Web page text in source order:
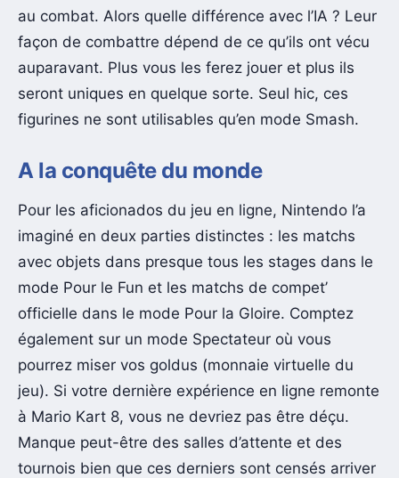
au combat. Alors quelle différence avec l’IA ? Leur
façon de combattre dépend de ce qu’ils ont vécu
auparavant. Plus vous les ferez jouer et plus ils
seront uniques en quelque sorte. Seul hic, ces
figurines ne sont utilisables qu’en mode Smash.
A la conquête du monde
Pour les aficionados du jeu en ligne, Nintendo l’a
imaginé en deux parties distinctes : les matchs
avec objets dans presque tous les stages dans le
mode Pour le Fun et les matchs de compet’
officielle dans le mode Pour la Gloire. Comptez
également sur un mode Spectateur où vous
pourrez miser vos goldus (monnaie virtuelle du
jeu). Si votre dernière expérience en ligne remonte
à Mario Kart 8, vous ne devriez pas être déçu.
Manque peut-être des salles d’attente et des
tournois bien que ces derniers sont censés arriver